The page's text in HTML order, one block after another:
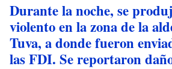
Durante la noche, se
violento en la zona de la
Tuva, a donde fueron
las FDI. Se reportaron